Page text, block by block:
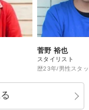
菅野 裕也
スタイリスト
歴23年/男性スタ